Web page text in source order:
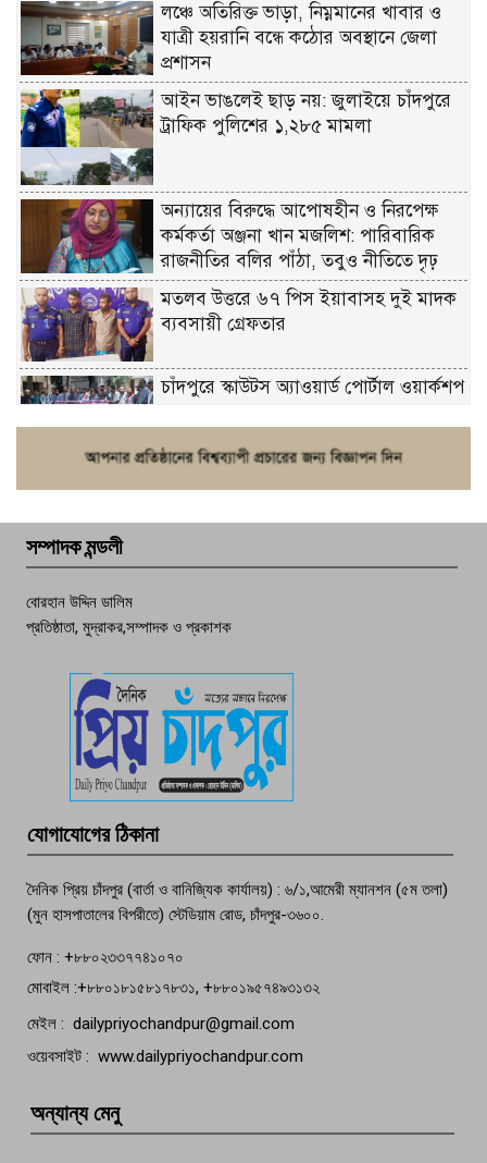
লঞ্চে অতিরিক্ত ভাড়া, নিম্নমানের খাবার ও
যাত্রী হয়রানি বন্ধে কঠোর অবস্থানে জেলা
প্রশাসন
আইন ভাঙলেই ছাড় নয়: জুলাইয়ে চাঁদপুরে
ট্রাফিক পুলিশের ১,২৮৫ মামলা
অন্যায়ের বিরুদ্ধে আপোষহীন ও নিরপেক্ষ
কর্মকর্তা অঞ্জনা খান মজলিশ: পারিবারিক
রাজনীতির বলির পাঁঠা, তবুও নীতিতে দৃঢ়
মতলব উত্তরে ৬৭ পিস ইয়াবাসহ দুই মাদক
ব্যবসায়ী গ্রেফতার
চাঁদপুরে স্কাউটস অ্যাওয়ার্ড পোর্টাল ওয়ার্কশপ
পচা দুর্গন্ধে ৯৯৯-এ ফোন, ফরিদগঞ্জে
তরুণের অর্ধগলিত লাশ উদ্ধার
সম্পাদক মন্ডলী
বোরহান উদ্দিন ডালিম
প্রতিষ্ঠাতা, মুদ্রাকর,সম্পাদক ও প্রকাশক
যোগাযোগের ঠিকানা
দৈনিক প্রিয় চাঁদপুর (বার্তা ও বানিজ্যিক কার্যালয়) : ৬/১,আমেরী ম্যানশন (৫ম তলা)
(মুন হাসপাতালের বিপরীতে) স্টেডিয়াম রোড, চাঁদপুর-৩৬০০.
ফোন : +৮৮০২৩৩৭৭৪১০৭০
মোবাইল :+৮৮০১৮১৫৮১৭৮৩১, +৮৮০১৯৫৭৪৯৩১৩২
মেইল : dailypriyochandpur@gmail.com
ওয়েবসাইট : www.dailypriyochandpur.com
অন্যান্য মেনু